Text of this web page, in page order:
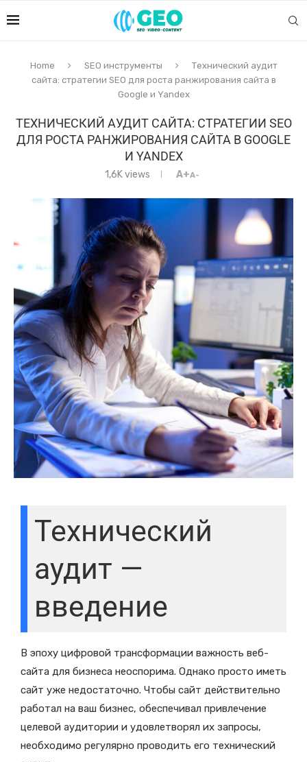
Home SEO инструменты
Технический аудит
сайта: стратегии SEO для роста ранжирования сайта в
Google и Yandex
ТЕХНИЧЕСКИЙ АУДИТ САЙТА: СТРАТЕГИИ SEO
ДЛЯ РОСТА РАНЖИРОВАНИЯ САЙТА В GOOGLE
И YANDEX
1,6Kviews A+A-
Технический
аудит —
введение
В эпоху цифровой трансформации важность веб-
сайта для бизнеса неоспорима. Однако просто иметь
сайт уже недостаточно. Чтобы сайт действительно
работал на ваш бизнес, обеспечивал привлечение
целевой аудитории и удовлетворял их запросы,
необходимо регулярно проводить его технический